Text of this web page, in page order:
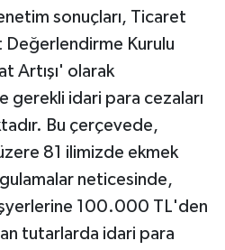
sonuçları, Ticaret
Değerlendirme Kurulu
Artışı' olarak
idari para cezaları
Bu çerçevede,
81 ilimizde ekmek
neticesinde,
işyerlerine 100.000 TL'den
tutarlarda idari para